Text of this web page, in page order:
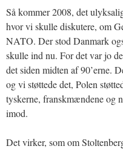
Så kommer 2008, det
hvor vi skulle diskutere, om
NATO. Der stod Danmark
skulle ind nu. For det var jo
det siden midten af 90’erne.
og vi støttede det, Polen
tyskerne, franskmændene og
imod.
Det virker, som om